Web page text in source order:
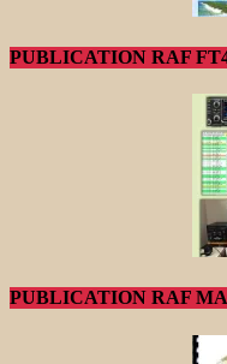
PUBLICATION RAF
PUBLICATION RAF